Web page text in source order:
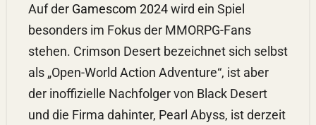
Auf der Gamescom 2024wird ein Spiel
besonders im Fokus der MMORPG-Fans
stehen. Crimson Desert bezeichnet sich selbst
als „Open-World Action Adventure“, ist aber
der inoffizielle Nachfolger von Black Desert
und die Firma dahinter, Pearl Abyss, ist derzeit